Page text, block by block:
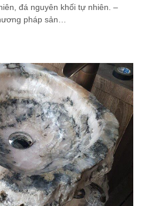
đá nguyên khối tự nhiên. –
pháp sản…